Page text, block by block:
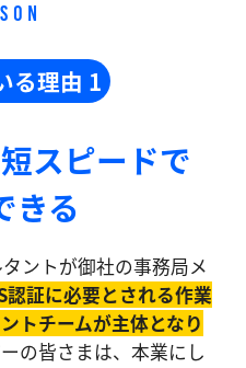
る理由 1
スピードで
きる
ントが御社の事務局メ
認証に必要とされる作業
トチームが主体となり
の皆さまは、本業にし